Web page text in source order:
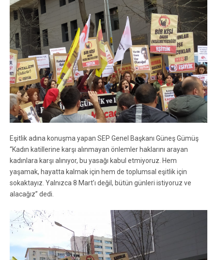
Eşitlik adına konuşma yapan SEP Genel Başkanı Güneş Gümüş
“Kadın katillerine karşı alınmayan önlemler haklarını arayan
kadınlara karşı alınıyor, bu yasağı kabul etmiyoruz. Hem
yaşamak, hayatta kalmak için hem de toplumsal eşitlik için
sokaktayız. Yalnızca 8 Mart’ı değil, bütün günleri istiyoruz ve
alacağız” dedi.